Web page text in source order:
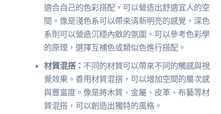
適合自己的色彩搭配，可以營造出舒適宜人的空
間。像是淺色系可以帶來清新明亮的感覺，深色
系則可以營造沉穩內斂的氛圍。可以參考色彩學
的原理，選擇互補色或類似色進行搭配。
材質混搭： 不同的材質可以帶來不同的觸感與視
覺效果。善用材質混搭，可以增加空間的層次感
與豐富度。像是將木質、金屬、皮革、布藝等材
質混搭，可以創造出獨特的風格。